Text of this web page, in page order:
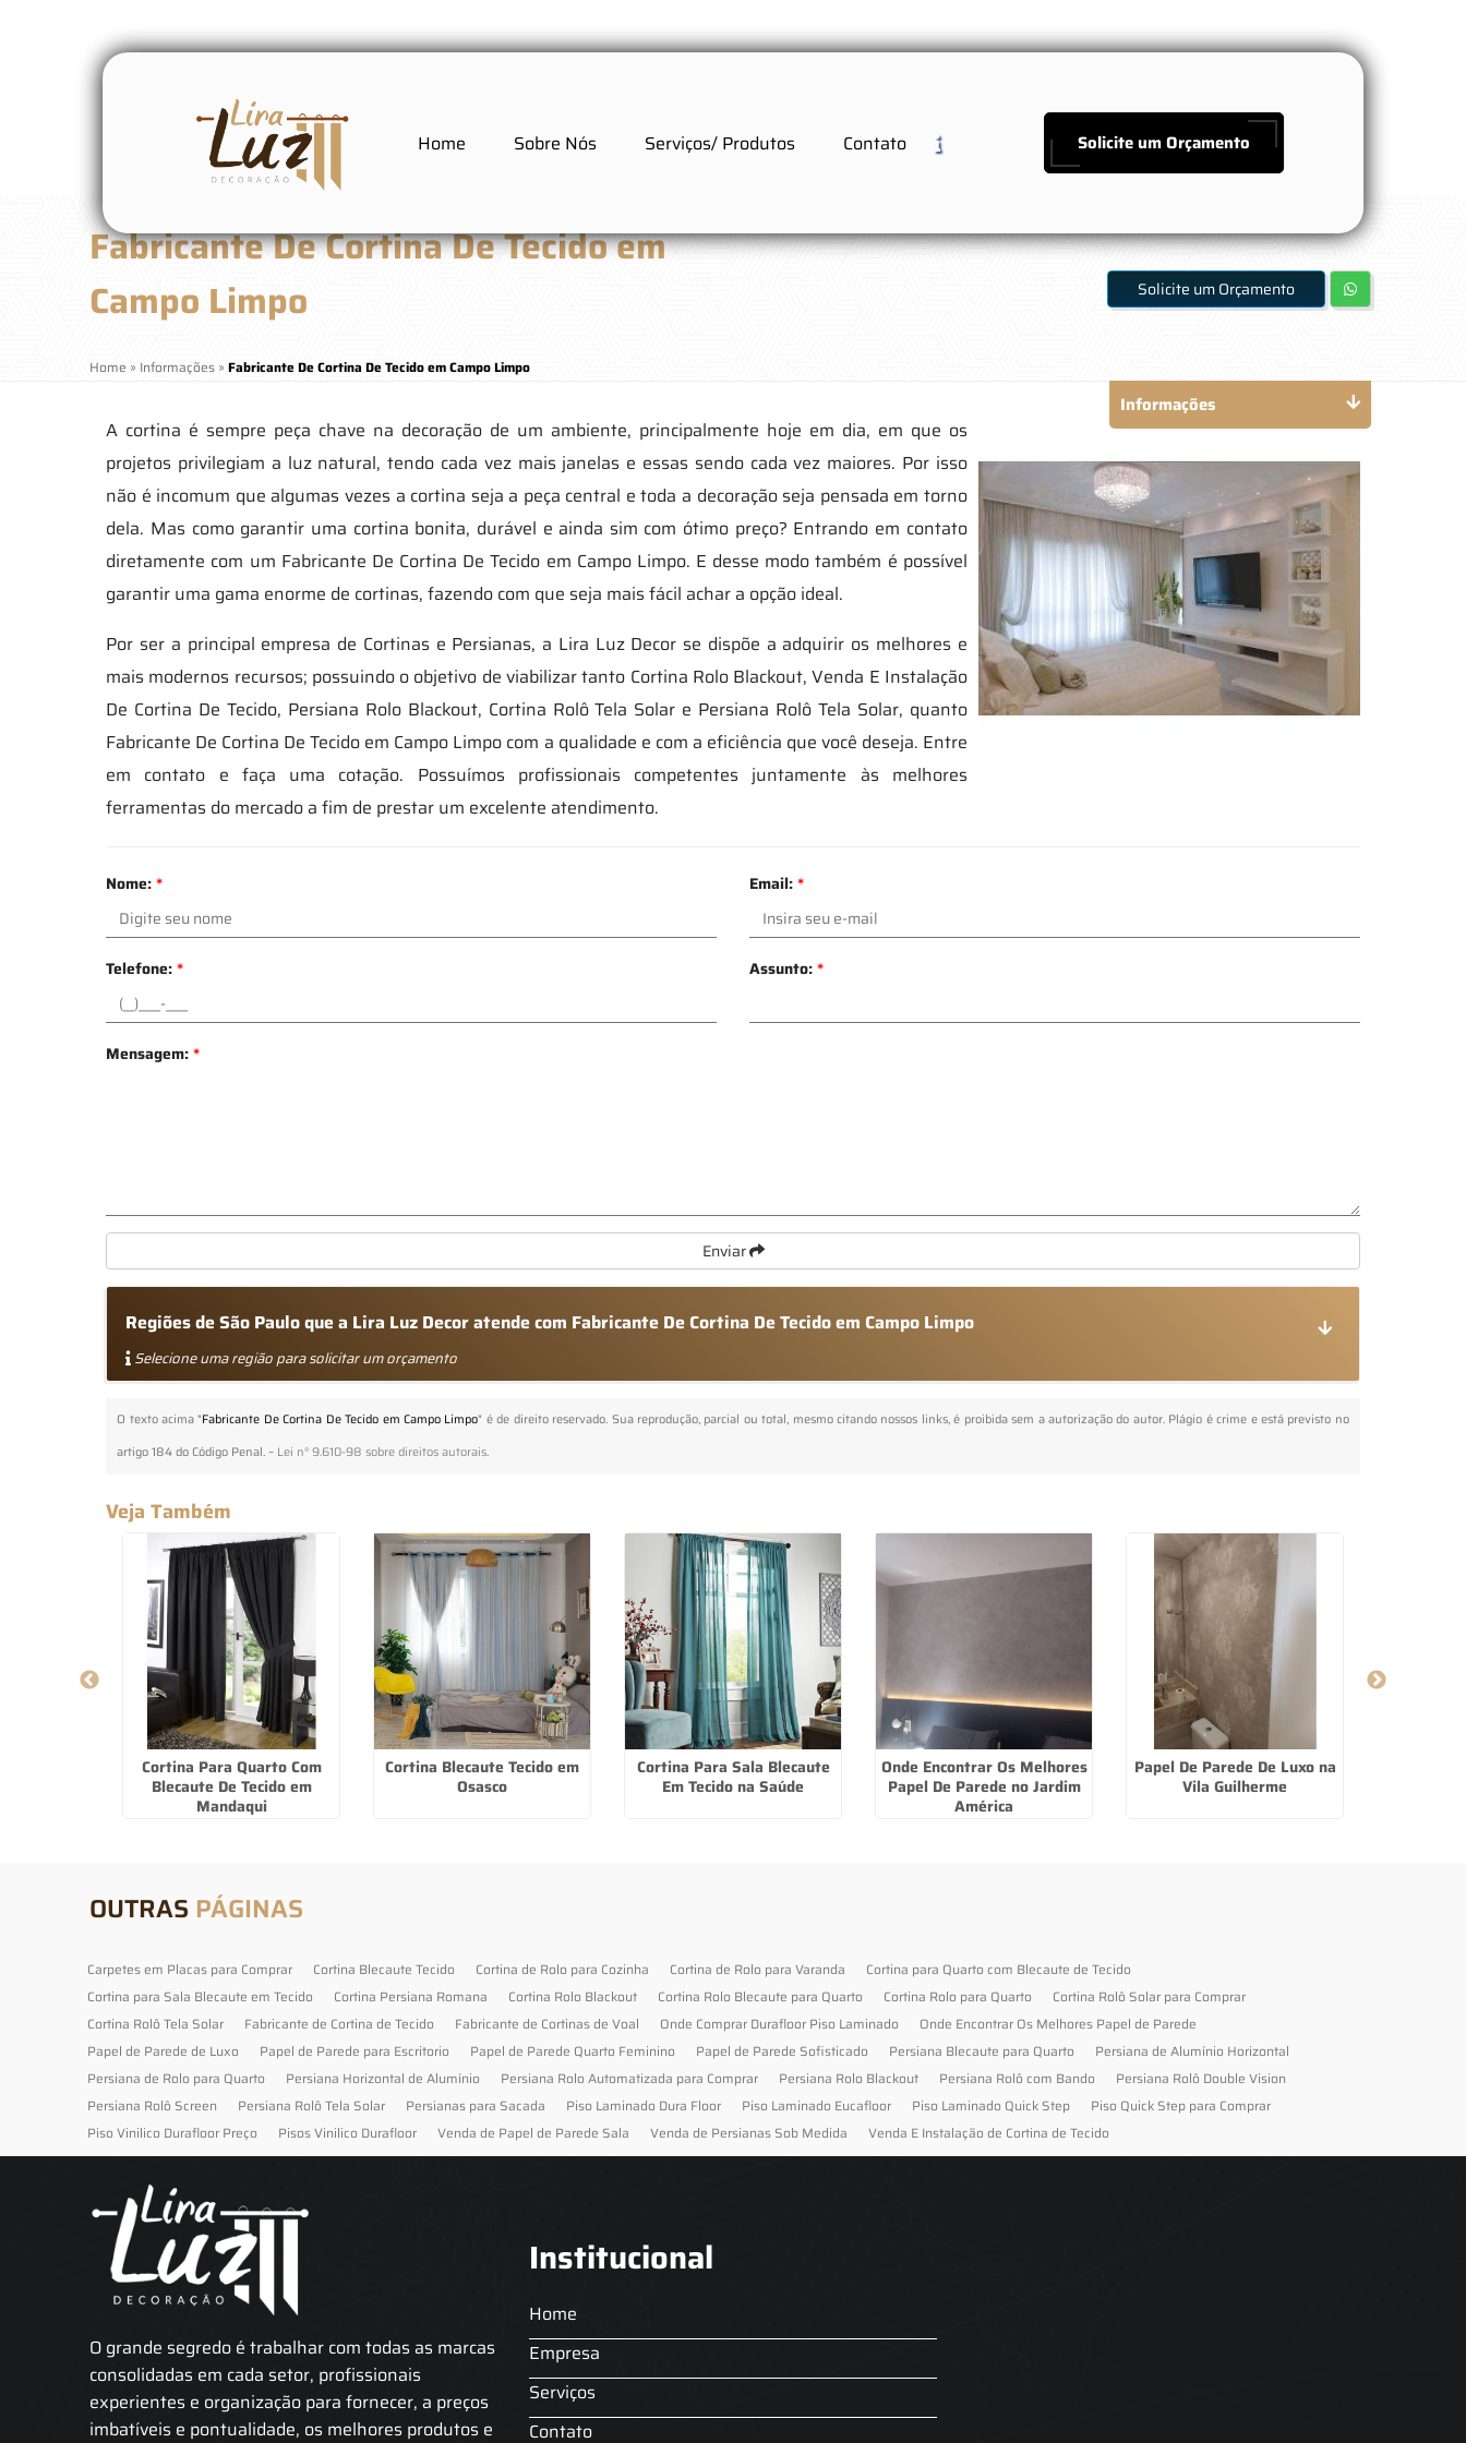
Home Sobre Nós Serviços/ Produtos Contato Solicite um Orçamento
Fabricante De Cortina De Tecido em
Campo Limpo
Home » Informações »Fabricante De Cortina De Tecido em Campo Limpo
Solicite um Orçamento
A cortina é sempre peça chave na decoração de um ambiente, principalmente hoje em dia, em que os
projetos privilegiam a luz natural, tendo cada vez mais janelas e essas sendo cada vez maiores. Por isso
não é incomum que algumas vezes a cortina seja a peça central e toda a decoração seja pensada em torno
dela. Mas como garantir uma cortina bonita, durável e ainda sim com ótimo preço? Entrando em contato
diretamente com um Fabricante De Cortina De Tecido em Campo Limpo. E desse modo também é possível
garantir uma gama enorme de cortinas, fazendo com que seja mais fácil achar a opção ideal.
Por ser a principal empresa de Cortinas e Persianas, a Lira Luz Decor se dispõe a adquirir os melhores e
mais modernos recursos; possuindo o objetivo de viabilizar tanto Cortina Rolo Blackout, Venda E Instalação
De Cortina De Tecido, Persiana Rolo Blackout, Cortina Rolô Tela Solar e Persiana Rolô Tela Solar, quanto
Fabricante De Cortina De Tecido em Campo Limpo com a qualidade e com a eficiência que você deseja. Entre
em contato e faça uma cotação. Possuímos profissionais competentes juntamente às melhores
ferramentas do mercado a fim de prestar um excelente atendimento.
Nome:* Email:*
Telefone:* Assunto:*
Mensagem:*
Enviar
Regiões de São Paulo que a Lira Luz Decor atende com Fabricante De Cortina De Tecido em Campo Limpo
Selecione uma região para solicitar um orçamento
O texto acima "Fabricante De Cortina De Tecido em Campo Limpo" é de direito reservado. Sua reprodução, parcial ou total, mesmo citando nossos links, é proibida sem a autorização do autor. Plágio é crime e está previsto no
artigo 184 do Código Penal. – Lei n° 9.610-98 sobre direitos autorais.
Informações
Veja Também
Cortina Para Quarto Com
Blecaute De Tecido em
Mandaqui
Cortina Blecaute Tecido em
Osasco
Cortina Para Sala Blecaute
Em Tecido na Saúde
Onde Encontrar Os Melhores
Papel De Parede no Jardim
América
Papel De Parede De Luxo na
Vila Guilherme
OUTRAS PÁGINAS
Carpetes em Placas para Comprar Cortina Blecaute Tecido Cortina de Rolo para Cozinha Cortina de Rolo para Varanda
Cortina para Quarto com Blecaute de Tecido
Cortina para Sala Blecaute em Tecido
Cortina Persiana Romana Cortina Rolo Blackout Cortina Rolo Blecaute para Quarto Cortina Rolo para Quarto
Cortina Rolô Solar para Comprar
Cortina Rolô Tela Solar
Fabricante de Cortina de Tecido Fabricante de Cortinas de Voal Onde Comprar Durafloor Piso Laminado
Onde Encontrar Os Melhores Papel de Parede
Papel de Parede de Luxo
Papel de Parede para Escritorio Papel de Parede Quarto Feminino Papel de Parede Sofisticado Persiana Blecaute para Quarto
Persiana de Alumínio Horizontal
Persiana de Rolo para Quarto
Persiana Horizontal de Alumínio Persiana Rolo Automatizada para Comprar Persiana Rolo Blackout Persiana Rolô com Bando
Persiana Rolô Double Vision
Persiana Rolô Screen
Persiana Rolô Tela Solar Persianas para Sacada Piso Laminado Dura Floor Piso Laminado Eucafloor Piso Laminado Quick Step
Piso Quick Step para Comprar
Piso Vinilico Durafloor Preço
Pisos Vinilico Durafloor Venda de Papel de Parede Sala Venda de Persianas Sob Medida Venda E Instalação de Cortina de Tecido
O grande segredo é trabalhar com todas as marcas
consolidadas em cada setor, profissionais
experientes e organização para fornecer, a preços
imbatíveis e pontualidade, os melhores produtos e
Institucional
Home
Empresa
Serviços
Contato